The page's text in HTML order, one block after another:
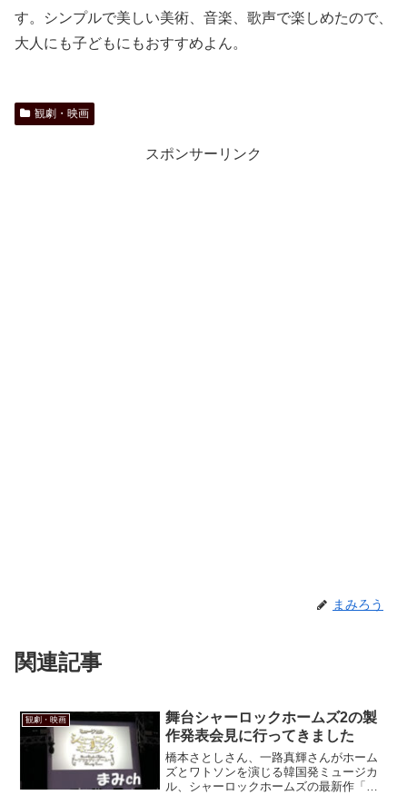
す。シンプルで美しい美術、音楽、歌声で楽しめたので、
大人にも子どもにもおすすめよん。
観劇・映画
スポンサーリンク
まみろう
関連記事
観劇・映画
舞台シャーロックホームズ2の製
作発表会見に行ってきました
橋本さとしさん、一路真輝さんがホーム
ズとワトソンを演じる韓国発ミュージカ
ル、シャーロックホームズの最新作「シ